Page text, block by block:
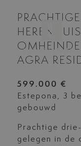
AGRA
599.000 €
Estepona, 3
gebouwd
Prachtige
gelegen in de